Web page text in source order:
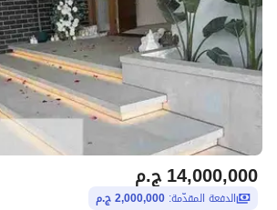
ج.م14,000,000
الدفعة المقدّمة: 2,000,000 ج.م